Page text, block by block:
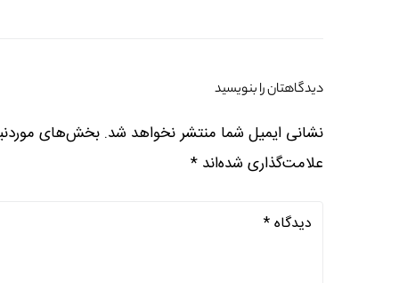
دیدگاهتان را بنویسید
نشانی ایمیل شما منتشر نخواهد شد. بخش‌های
علامت‌گذاری شده‌اند *